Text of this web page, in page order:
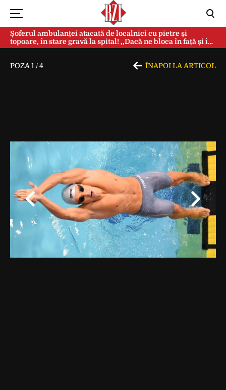
Șoferul ambulanței atacată de localnici cu pietre și
topoare, în stare gravă la spital! ,,Dacă ne bloca în față și în
spate, ne omorau…”
POZA 1 /4 ÎNAPOI LA ARTICOL